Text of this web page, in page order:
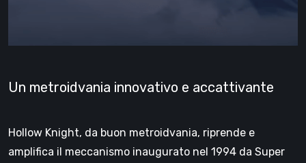
Un metroidvania innovativo e accattivante
Hollow Knight, da buon metroidvania, riprende e
amplifica il meccanismo inaugurato nel 1994 da Super